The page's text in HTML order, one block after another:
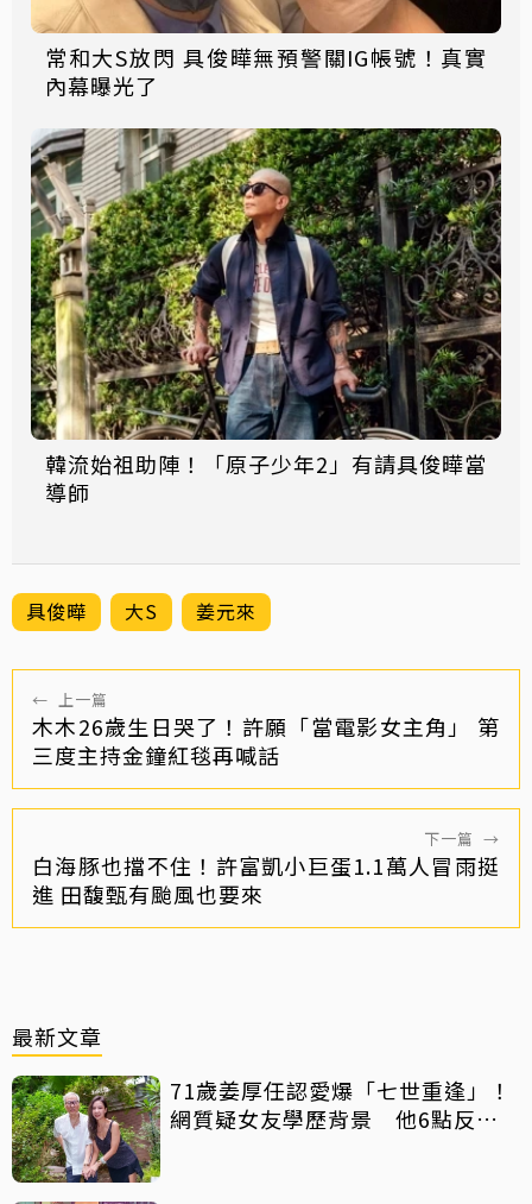
常和大S放閃 具俊曄無預警關IG帳號！真實
內幕曝光了
韓流始祖助陣！「原子少年2」有請具俊曄當
導師
具俊曄 大S 姜元來
← 上一篇
木木26歲生日哭了！許願「當電影女主角」 第
三度主持金鐘紅毯再喊話
下一篇 →
白海豚也擋不住！許富凱小巨蛋1.1萬人冒雨挺
進 田馥甄有颱風也要來
最新文章
71歲姜厚任認愛爆「七世重逢」！
網質疑女友學歷背景 他6點反